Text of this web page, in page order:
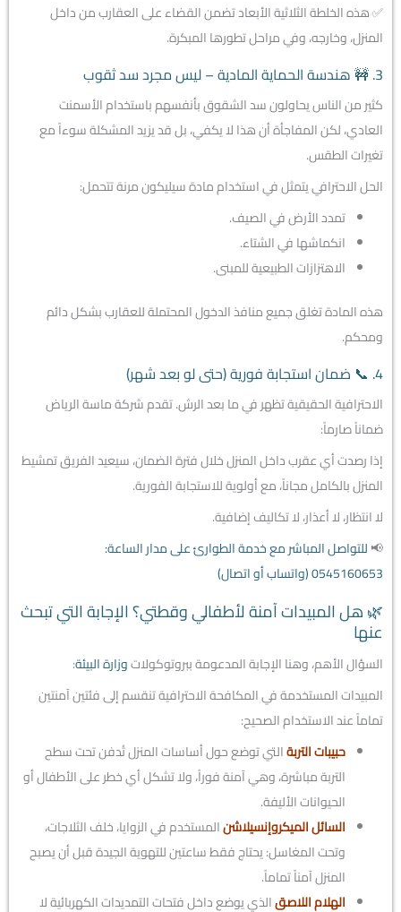
✅ هذه الخلطة الثلاثية الأبعاد تضمن القضاء على العقارب من داخل
المنزل، وخارجه، وفي مراحل تطورها المبكرة.
3. 🚧 هندسة الحماية المادية – ليس مجرد سد ثقوب
كثير من الناس يحاولون سد الشقوق بأنفسهم باستخدام الأسمنت
العادي، لكن المفاجأة أن هذا لا يكفي، بل قد يزيد المشكلة سوءاً مع
تغيرات الطقس.
الحل الاحترافي يتمثل في استخدام مادة سيليكون مرنة تتحمل:
تمدد الأرض في الصيف.
انكماشها في الشتاء.
الاهتزازات الطبيعية للمبنى.
هذه المادة تغلق جميع منافذ الدخول المحتملة للعقارب بشكل دائم
ومحكم.
4. 📞 ضمان استجابة فورية (حتى لو بعد شهر)
الاحترافية الحقيقية تظهر في ما بعد الرش. تقدم شركة ماسة الرياض
ضماناً صارماً:
إذا رصدت أي عقرب داخل المنزل خلال فترة الضمان، سيعيد الفريق تمشيط
المنزل بالكامل مجاناً، مع أولوية للاستجابة الفورية.
لا انتظار، لا أعذار، لا تكاليف إضافية.
📢للتواصل المباشر مع خدمة الطوارئ على مدار الساعة:
0545160653 (واتساب أو اتصال)
🌿 هل المبيدات آمنة لأطفالي وقطتي؟ الإجابة التي تبحث
عنها
السؤال الأهم، وهنا الإجابة المدعومة ببروتوكولاتوزارة البيئة:
المبيدات المستخدمة في المكافحة الاحترافية تنقسم إلى فئتين آمنتين
تماماً عند الاستخدام الصحيح:
حبيبات التربةالتي توضع حول أساسات المنزل تُدفن تحت سطح
التربة مباشرة، وهي آمنة فوراً، ولا تشكل أي خطر على الأطفال أو
الحيوانات الأليفة.
السائل الميكروإنسيلاشنالمستخدم في الزوايا، خلف الثلاجات،
وتحت المغاسل: يحتاج فقط ساعتين للتهوية الجيدة قبل أن يصبح
المنزل آمناً تماماً.
الهلام اللاصقالذي يوضع داخل فتحات التمديدات الكهربائية لا